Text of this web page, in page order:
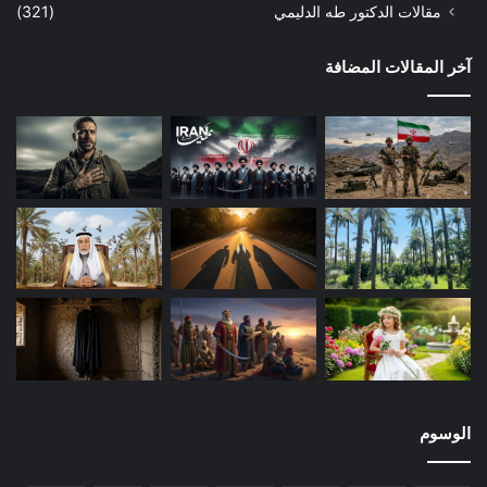
: متن الحديث يدل بوضوح على أن الملك داخل في مسمى
الخلافة: مدحاً أو ذماً. ففي النص نوعان من الحكم: الأول: ممدوح
(خلافة على منهاج النبوة)، والآخر: مذموم (ملك عاض وملك جبري).
مثلاً، أو طالوت أو بلقيس، أو النجاشي (“إن بالحبشة ملكاً لا يظلم
عنده أحد” كما في السيرة). وروى الشيخان عن جابر قول النبي
صلى الله عليه وسلم: (مات اليوم رجل صالح، فقوموا فصلوا على
أخيكم أصحمة). وقد ورد الثناء على الملك العادل في أحاديث أُخرى لا
تقل صحة عن حديث حذيفة منها حديث ابن عباس الذي رواه
الطبراني في (المعجم الكبير) عنه قال: قال رسول الله صلى الله
عليه وسلم: (أول هذا الأمر نبوة ورحمة ثم يكون خلافة ورحمة ثم
يكون ملكاً ورحمة ثم يتكادمون عليها تكادم الحمير). والحديث جوّد
الألباني إسناده في (السلسلة الصحيحة، 7/803).
هل بقيت حاجة إلى قراءة أخرى النظر لمتن الحديث؟ أم إن هذا
أنا أقول: هذا يكفي وزيادة، لإثبات عنوان المقال أو البحث: (حديث
الخلافة على منهاج النبوة، يمدح الملكية الراشدة ويذم الخلافة
مقالات الدكتور طه الدليمي
(321)
آخر المقالات المضافة
الوسوم